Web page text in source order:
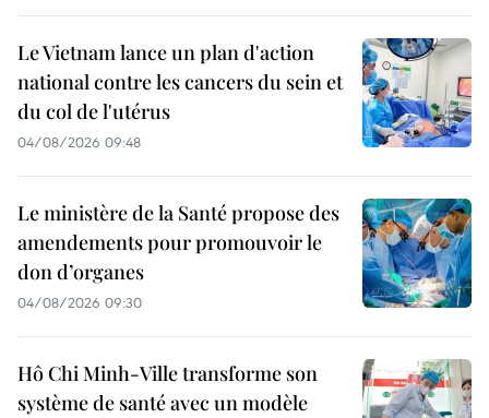
Le Vietnam lance un plan d'action
national contre les cancers du sein et
du col de l'utérus
04/08/2026 09:48
Le ministère de la Santé propose des
amendements pour promouvoir le
don d’organes
04/08/2026 09:30
Hô Chi Minh-Ville transforme son
système de santé avec un modèle